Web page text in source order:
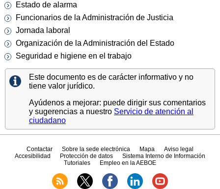
Estado de alarma
Funcionarios de la Administración de Justicia
Jornada laboral
Organización de la Administración del Estado
Seguridad e higiene en el trabajo
Este documento es de carácter informativo y no
tiene valor jurídico.
Ayúdenos a mejorar: puede dirigir sus comentarios
y sugerencias a nuestro Servicio de atención al
ciudadano
Contactar Sobre la sede electrónica Mapa
Aviso legal
Accesibilidad
Protección de datos
Sistema Interno de Información
Tutoriales
Empleo en la AEBOE